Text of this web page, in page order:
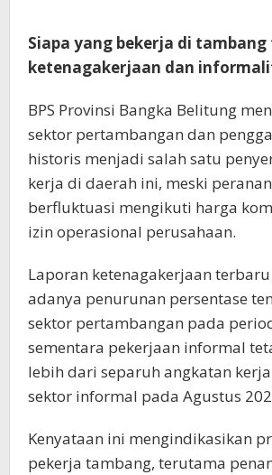
Siapa yang bekerja di
ketenagakerjaan dan
BPS Provinsi Bangka Belitung
sektor pertambangan dan
historis menjadi salah satu
kerja di daerah ini, meski
berfluktuasi mengikuti harga
izin operasional perusahaan.
Laporan ketenagakerjaan
adanya penurunan persentase
sektor pertambangan pada
sementara pekerjaan informal
lebih dari separuh angkatan
sektor informal pada Agustus
Kenyataan ini mengindikasikan
pekerja tambang, terutama